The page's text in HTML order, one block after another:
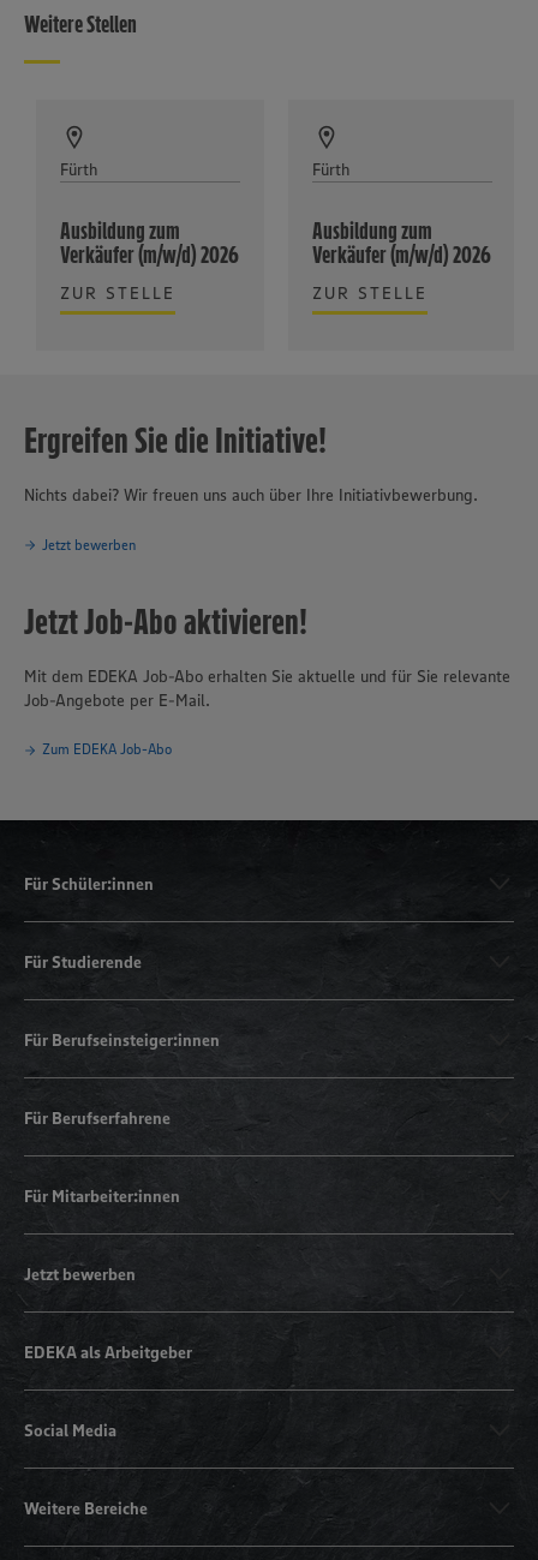
Weitere Stellen
Fürth
Ausbildung zum
Verkäufer (m/w/d) 2026
ZUR STELLE
Fürth
Ausbildung zum
Verkäufer (m/w/d) 2026
ZUR STELLE
Ergreifen Sie die Initiative!
Nichts dabei? Wir freuen uns auch über Ihre Initiativbewerbung.
Jetzt bewerben
Jetzt Job-Abo aktivieren!
Mit dem EDEKA Job-Abo erhalten Sie aktuelle und für Sie relevante
Job-Angebote per E-Mail.
Zum EDEKA Job-Abo
Für Schüler:innen
Für Studierende
Für Berufseinsteiger:innen
Für Berufserfahrene
Für Mitarbeiter:innen
Jetzt bewerben
EDEKA als Arbeitgeber
Social Media
Weitere Bereiche